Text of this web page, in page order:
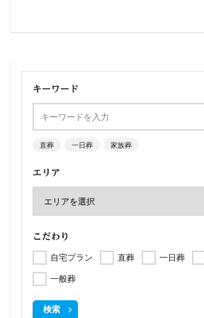
キーワード
直葬 一日葬 家族葬
エリア
こだわり
自宅プラン 直葬 一日葬
一般葬
検索